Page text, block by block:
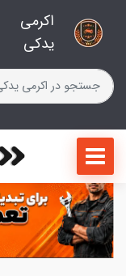
اکرمی
یدکی